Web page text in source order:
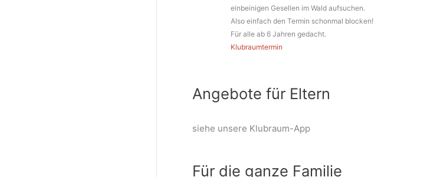
einbeinigen Gesellen im Wald aufsuchen.
Also einfach den Termin schonmal blocken!
Für alle ab 6 Jahren gedacht.
Klubraumtermin
Angebote für Eltern
siehe unsere Klubraum-App
Für die ganze Familie